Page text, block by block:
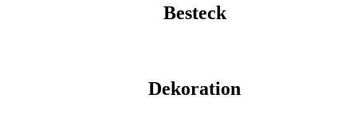
Besteck
Dekoration